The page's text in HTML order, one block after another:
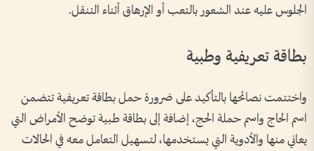
الجلوس عليه عند الشعور بالتعب أو الإرهاق أثناء التنقل.
بطاقة تعريفية وطبية
واختتمت نصائحها بالتأكيد على ضرورة حمل بطاقة تعريفية تتضمن
اسم الحاج واسم حملة الحج، إضافة إلى بطاقة طبية توضح الأمراض التي
يعاني منها والأدوية التي يستخدمها، لتسهيل التعامل معه في الحالات